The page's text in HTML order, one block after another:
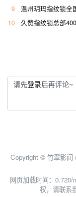
9
温州玥玛指纹锁全
10
久赞指纹锁总部
请先登录后再评论~
Copyright © 竹翠影闻
网页加载时间：0.720/
权，请联系